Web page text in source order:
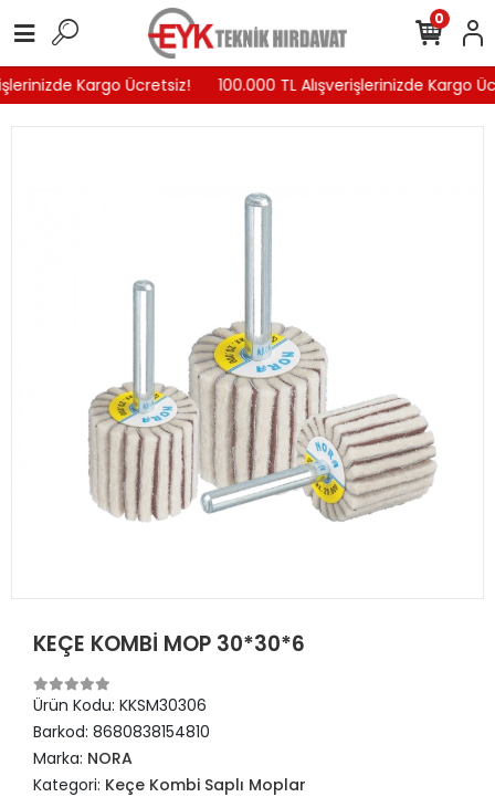
Kargo Ücretsiz! 100.000 TL Alışverişlerinizde Kargo
0
KEÇE KOMBİ MOP 30*30*6
Ürün Kodu: KKSM30306
Barkod: 8680838154810
Marka: NORA
Kategori: Keçe Kombi Saplı Moplar